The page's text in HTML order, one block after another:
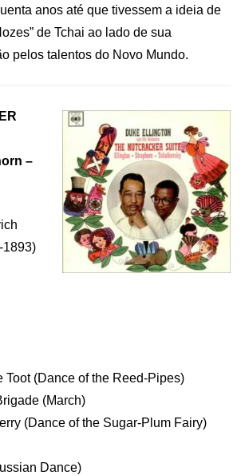
anos até que tivessem a ideia de
de Tchai ao lado de sua
pelos talentos do Novo Mundo.
–
1893)
Toot (Dance of the Reed-Pipes)
(March)
(Dance of the Sugar-Plum Fairy)
Dance)